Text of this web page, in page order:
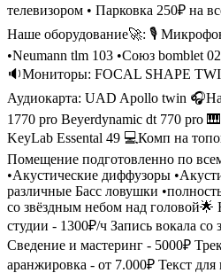
телевизором • Парковка 250₽ на
Наше оборудование🚀: 🎙️
•Neumann tlm 103 •Союз bomblet
🔉Мониторы: FOCAL SHAPE
Аудиокарта: UAD Apollo twin
1770 pro Beyerdynamic dt 770 pro
KeyLab Essental 49 💻Комп на
Помещение подготовленно по
•Акустические диффузоры
различные Басс ловушки
со звёздным небом над
студии - 1300₽/ч Запись вокала со
Сведение и мастеринг - 5000₽
аранжировка - от 7.000₽ Текст для